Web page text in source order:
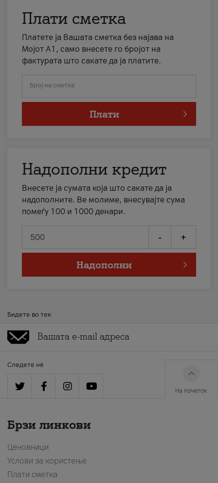
Плати сметка
Платете ја Вашата сметка без најава на
Мојот А1, само внесете го бројот на
фактурата што сакате да ја платите.
Број на сметка
Плати
Надополни кредит
Внесете ја сумата која што сакате да ја
надополните. Ве молиме, внесувајте сума
помеѓу 100 и 1000 денари.
- +
Надополни
Бидете во тек
Следете нè
На почеток
Брзи линкови
Ценовници
Услови за користење
Плати сметка